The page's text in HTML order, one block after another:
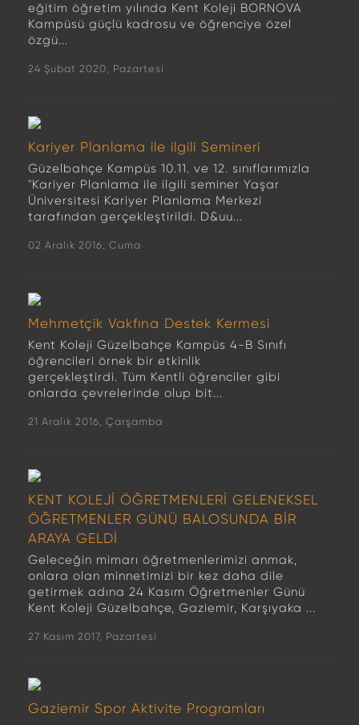
eğitim öğretim yılında Kent Koleji BORNOVA
Kampüsü güçlü kadrosu ve öğrenciye özel
özgü...
24 Şubat 2020, Pazartesi
Kariyer Planlama ile ilgili Semineri
Güzelbahçe Kampüs 10.11. ve 12. sınıflarımızla
"Kariyer Planlama ile ilgili seminer Yaşar
Üniversitesi Kariyer Planlama Merkezi
tarafından gerçekleştirildi. D&uu...
02 Aralık 2016, Cuma
Mehmetçik Vakfına Destek Kermesi
Kent Koleji Güzelbahçe Kampüs 4-B Sınıfı
öğrencileri örnek bir etkinlik
gerçekleştirdi. Tüm Kentli öğrenciler gibi
onlarda çevrelerinde olup bit...
21 Aralık 2016, Çarşamba
KENT KOLEJİ ÖĞRETMENLERİ GELENEKSEL
ÖĞRETMENLER GÜNÜ BALOSUNDA BİR
ARAYA GELDİ
Geleceğin mimarı öğretmenlerimizi anmak,
onlara olan minnetimizi bir kez daha dile
getirmek adına 24 Kasım Öğretmenler Günü
Kent Koleji Güzelbahçe, Gaziemir, Karşıyaka ...
27 Kasım 2017, Pazartesi
Gaziemir Spor Aktivite Programları